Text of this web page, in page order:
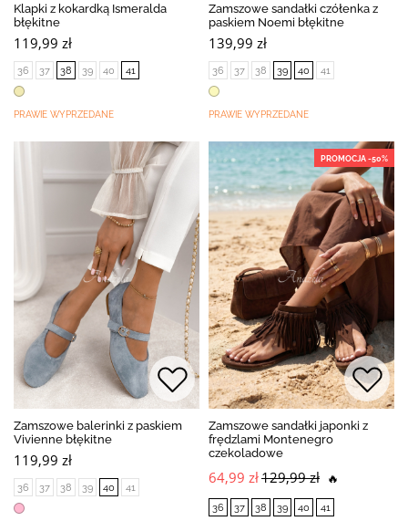
Klapki z kokardką Ismeralda
błękitne
119,99 zł
36 37 38 39 40 41
PRAWIE WYPRZEDANE
Zamszowe sandałki czółenka z
paskiem Noemi błękitne
139,99 zł
36 37 38 39 40 41
PRAWIE WYPRZEDANE
Zamszowe balerinki z paskiem
Vivienne błękitne
119,99 zł
36 37 38 39 40 41
PROMOCJA -50%
Zamszowe sandałki japonki z
frędzlami Montenegro
czekoladowe
64,99 zł129,99 zł 🔥
36 37 38 39 40 41